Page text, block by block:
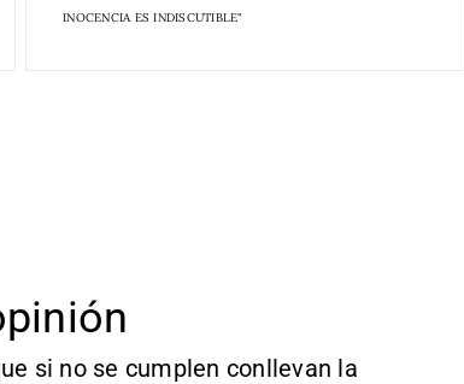
INOCENCIA ES INDISCUTIBLE"
si no se cumplen conllevan la